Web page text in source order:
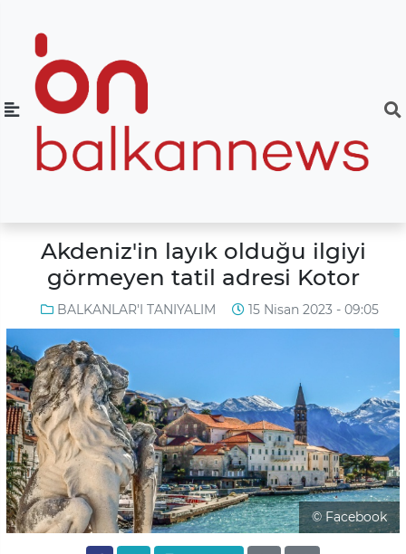
Akdeniz'in layık olduğu ilgiyi
görmeyen tatil adresi Kotor
BALKANLAR'I TANIYALIM 15 Nisan 2023 - 09:05
© Facebook